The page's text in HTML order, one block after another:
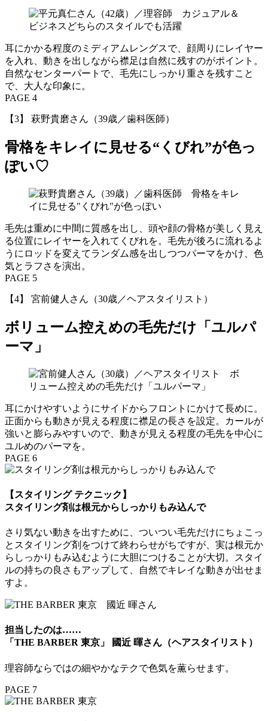
耳にかかる程度のミディアムレングスで、顔周りにレイヤー
を入れ、動きを出しながら襟足は自然に残すのがポイント。
自然なセンターパートで、毛先にしっかり重さを残すこと
で、大人な印象に。
PAGE 4
【3】 萩野貴磨さん（39歳／歯科医師）
骨格をキレイに見せる“くびれ”が色っ
ぽい♡
毛先は重めに中間に質感を出し、頭や顔の骨格が美しく見え
る位置にレイヤーを入れてくびれを。毛先が後ろに流れるよ
うにロッドを変えてランダム感を出しつつパーマをかけ、色
気とラフさを演出。
PAGE 5
【4】 宮前健人さん（30歳／ヘアスタイリスト）
ボリューム控えめの毛先だけ「ユルパ
ーマ」
耳にかけやすいようにサイドからフロントにかけて長めに。
正面からも動きが見える程度に襟足の長さを設定。カールが
強いと膨らみやすいので、動きが見える程度の毛先を中心に
ユルめのパーマを。
PAGE 6
【スタイリング テクニック】
スタイリング剤は根元からしっかりもみ込んで
さり気ない動きを出すために、ついつい毛先だけにちょこっ
とスタイリング剤をつけて終わらせがちですが、実は根元か
らしっかりもみ込むように大胆につけることが大切。スタイ
ルの持ちの良さもアップして、自然でキレイな動きが出せま
すよ。
担当したのは……
「THE BARBER 東京」 國近 暉さん（ヘアスタイリスト）
理容師ならではの細やかなテクで色気を薫らせます。
PAGE 7